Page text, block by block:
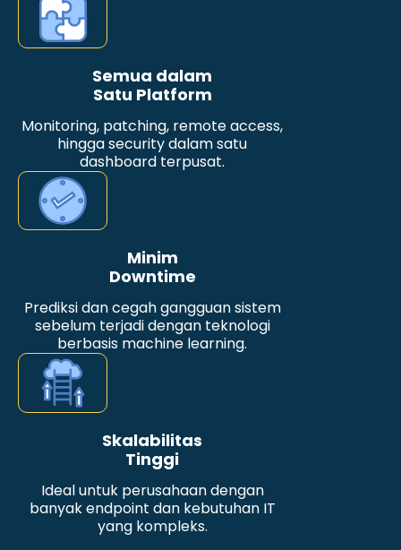
Semua dalam
Satu Platform
Monitoring, patching, remote access,
hingga security dalam satu
dashboard terpusat.
Minim
Downtime
Prediksi dan cegah gangguan sistem
sebelum terjadi dengan teknologi
berbasis machine learning.
Skalabilitas
Tinggi
Ideal untuk perusahaan dengan
banyak endpoint dan kebutuhan IT
yang kompleks.